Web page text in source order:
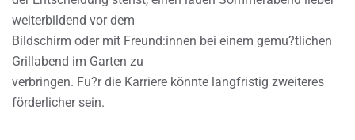
weiterbildend vor dem
Bildschirm oder mit Freund:innen bei einem gemu?tlichen
Grillabend im Garten zu
verbringen. Fu?r die Karriere könnte langfristig zweiteres
förderlicher sein.